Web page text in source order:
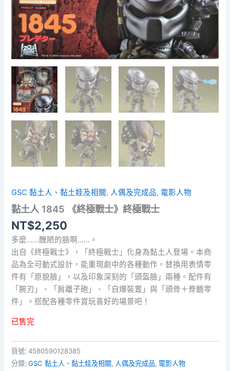
GSC 黏土人、黏土娃及相關, 人偶及完成品, 電影人物
黏土人 1845 《終極戰士》終極戰士
NT$2,250
多麼……醜陋的臉啊……。
出自《終極戰士》，「終極戰士」化身為黏土人登場。本商
品為全可動式設計，能重現劇中的各種動作。替換用表情零
件有「原貌臉」，以及印象深刻的「頭盔臉」兩種。配件有
「腕刃」、「肩離子砲」、「自爆裝置」與「頭骨＋脊髓零
件」。搭配各種零件賞玩喜好的場景吧！
已售完
貨號:4580590128385
分類:GSC 黏土人、黏土娃及相關 , 人偶及完成品, 電影人物